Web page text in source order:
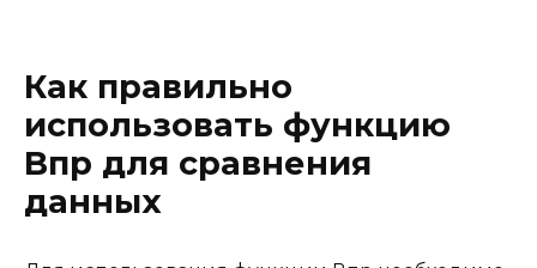
Как правильно
использовать функцию
Впр для сравнения
данных